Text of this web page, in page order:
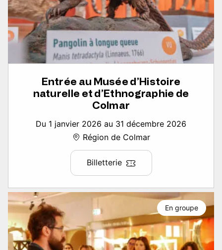
Entrée au Musée d’Histoire
naturelle et d’Ethnographie de
Colmar
Du 1 janvier 2026 au 31 décembre 2026
Région de Colmar
Billetterie
En groupe